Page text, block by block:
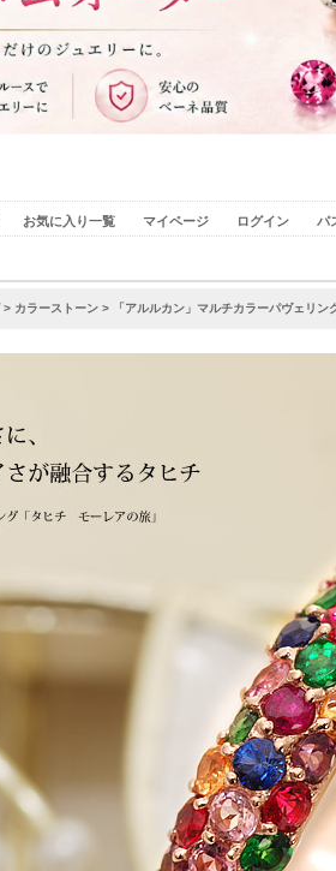
お気に入り一覧 マイページ ログイン パ
> カラーストーン > 「アルルカン」マルチカラーパヴェリ